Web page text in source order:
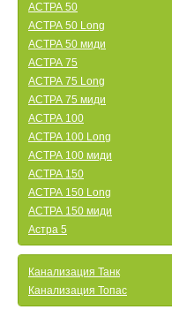
АСТРА 50
АСТРА 50 Long
АСТРА 50 миди
АСТРА 75
АСТРА 75 Long
АСТРА 75 миди
АСТРА 100
АСТРА 100 Long
АСТРА 100 миди
АСТРА 150
АСТРА 150 Long
АСТРА 150 миди
Астра 5
Канализация Танк
Канализация Топас